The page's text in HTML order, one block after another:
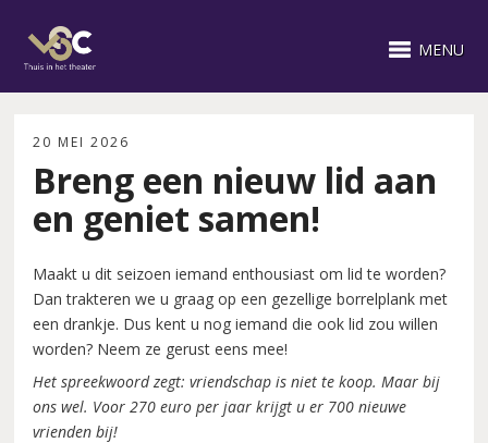
MENU
20 MEI 2026
Breng een nieuw lid aan
en geniet samen!
Maakt u dit seizoen iemand enthousiast om lid te worden?
Dan trakteren we u graag op een gezellige borrelplank met
een drankje. Dus kent u nog iemand die ook lid zou willen
worden? Neem ze gerust eens mee!
Het spreekwoord zegt: vriendschap is niet te koop. Maar bij
ons wel. Voor 270 euro per jaar krijgt u er 700 nieuwe
vrienden bij!